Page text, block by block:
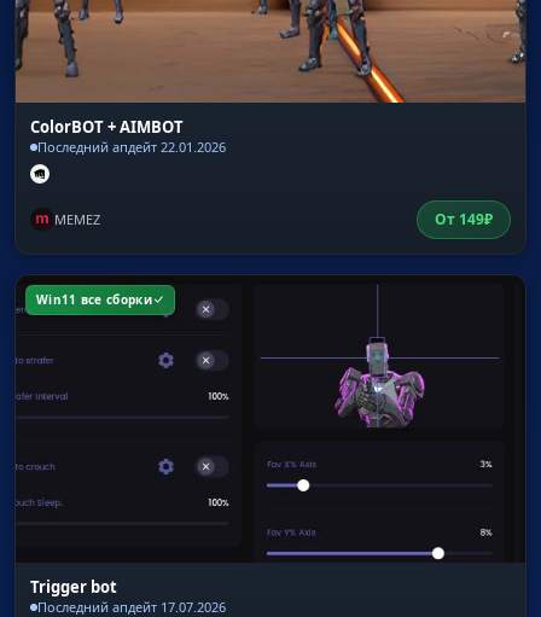
ColorBOT + AIMBOT
Последний апдейт 22.01.2026
MEMEZ От 149₽
Win11 все сборки
Trigger bot
Последний апдейт 17.07.2026